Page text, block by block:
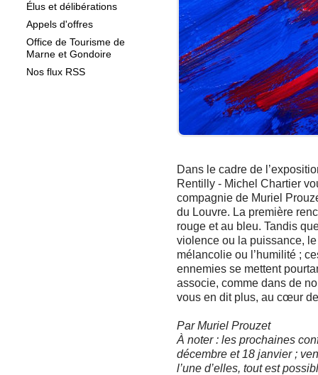
Élus et délibérations
Appels d'offres
Office de Tourisme de
Marne et Gondoire
Nos flux RSS
Dans le cadre de
Rentilly - Michel Chartier
compagnie de Muriel
du Louvre. La première
rouge et au bleu. Tandis
violence ou la puissance,
mélancolie ou l’humilité ;
ennemies se mettent
associe, comme dans de
vous en dit plus, au cœur
Par Muriel Prouzet
À noter : les prochaines
décembre et 18 janvier ;
l’une d’elles, tout est